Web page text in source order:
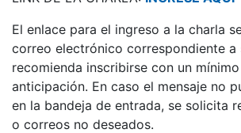
El enlace para el ingreso a la charla
correo electrónico correspondiente a
recomienda inscribirse con un
anticipación. En caso el mensaje no
en la bandeja de entrada, se solicita
o correos no deseados.